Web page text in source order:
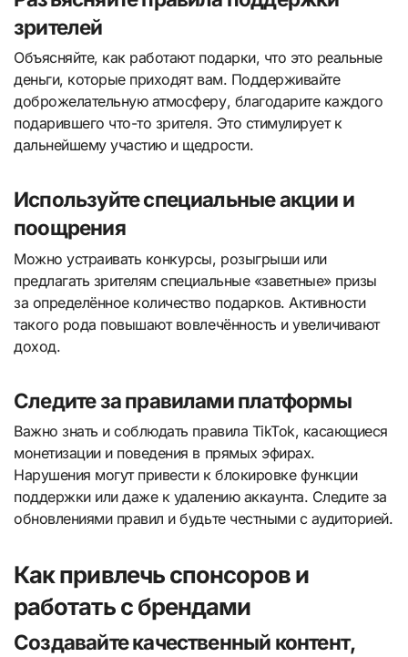
зрителей
Объясняйте, как работают подарки, что это реальные
деньги, которые приходят вам. Поддерживайте
доброжелательную атмосферу, благодарите каждого
подарившего что-то зрителя. Это стимулирует к
дальнейшему участию и щедрости.
Используйте специальные акции и
поощрения
Можно устраивать конкурсы, розыгрыши или
предлагать зрителям специальные «заветные» призы
за определённое количество подарков. Активности
такого рода повышают вовлечённость и увеличивают
доход.
Следите за правилами платформы
Важно знать и соблюдать правила TikTok, касающиеся
монетизации и поведения в прямых эфирах.
Нарушения могут привести к блокировке функции
поддержки или даже к удалению аккаунта. Следите за
обновлениями правил и будьте честными с аудиторией.
Как привлечь спонсоров и
работать с брендами
Создавайте качественный контент,